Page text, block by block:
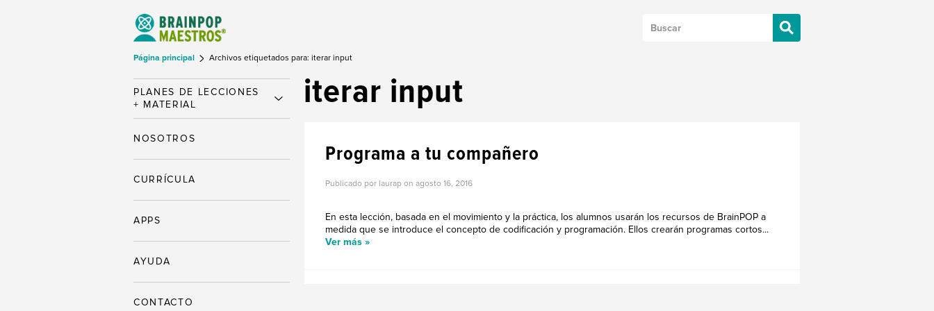
Página principal Archivos etiquetados para: iterar input
iterar input
Programa a tu compañero
Publicado por laurap on agosto 16, 2016
En esta lección, basada en el movimiento y la práctica, los alumnos usarán los recursos de BrainPOP a
medida que se introduce el concepto de codificación y programación. Ellos crearán programas cortos...
Ver más »
PLANES DE LECCIONES
+ MATERIAL
NOSOTROS
CURRÍCULA
APPS
AYUDA
CONTACTO